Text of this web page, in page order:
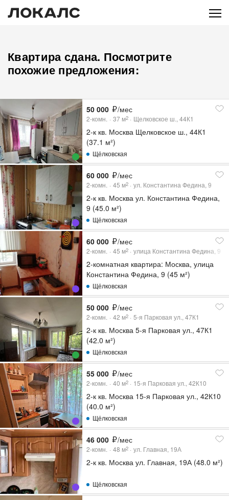
Квартира сдана. Посмотрите
похожие предложения:
50 000 /мес
2-комн. 37 м2 Щелковское ш., 44К1
2-к кв. Москва Щелковское ш., 44К1
(37.1 м²)
Щёлковская
60 000 /мес
2-комн. 45 м2 ул. Константина Федина, 9
2-к кв. Москва ул. Константина Федина,
9 (45.0 м²)
Щёлковская
60 000 /мес
2-комн. 45 м2 улица Константина Федина, 9
2-комнатная квартира: Москва, улица
Константина Федина, 9 (45 м²)
Щёлковская
50 000 /мес
2-комн. 42 м2 5-я Парковая ул., 47К1
2-к кв. Москва 5-я Парковая ул., 47К1
(42.0 м²)
Щёлковская
55 000 /мес
2-комн. 40 м2 15-я Парковая ул., 42К10
2-к кв. Москва 15-я Парковая ул., 42К10
(40.0 м²)
Щёлковская
46 000 /мес
2-комн. 48 м2 ул. Главная, 19А
2-к кв. Москва ул. Главная, 19А (48.0 м²)
Щёлковская